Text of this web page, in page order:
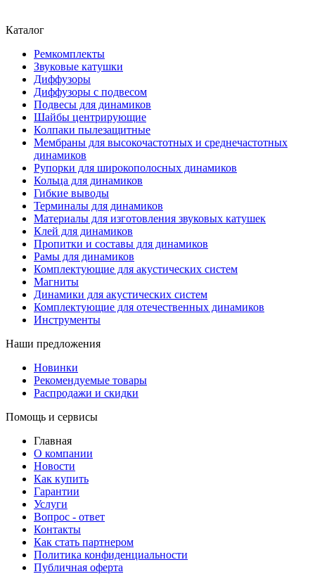
Каталог
Ремкомплекты
Звуковые катушки
Диффузоры
Диффузоры с подвесом
Подвесы для динамиков
Шайбы центрирующие
Колпаки пылезащитные
Мембраны для высокочастотных и среднечастотных
динамиков
Рупорки для широкополосных динамиков
Кольца для динамиков
Гибкие выводы
Терминалы для динамиков
Материалы для изготовления звуковых катушек
Клей для динамиков
Пропитки и составы для динамиков
Рамы для динамиков
Комплектующие для акустических систем
Магниты
Динамики для акустических систем
Комплектующие для отечественных динамиков
Инструменты
Наши предложения
Новинки
Рекомендуемые товары
Распродажи и скидки
Помощь и сервисы
Главная
О компании
Новости
Как купить
Гарантии
Услуги
Вопрос - ответ
Контакты
Как стать партнером
Политика конфиденциальности
Публичная оферта